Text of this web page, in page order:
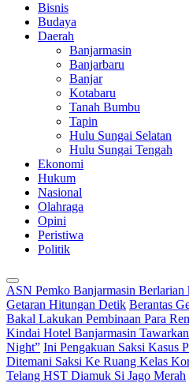
Bisnis
Budaya
Daerah
Banjarmasin
Banjarbaru
Banjar
Kotabaru
Tanah Bumbu
Tapin
Hulu Sungai Selatan
Hulu Sungai Tengah
Ekonomi
Hukum
Nasional
Olahraga
Opini
Peristiwa
Politik
ASN Pemko Banjarmasin Berlarian
Getaran Hitungan Detik Berantas
Bakal Lakukan Pembinaan Para
Kindai Hotel Banjarmasin
Night” Ini Pengakuan Saksi Kasus
Ditemani Saksi Ke Ruang Kelas
Telang HST Diamuk Si Jago Merah